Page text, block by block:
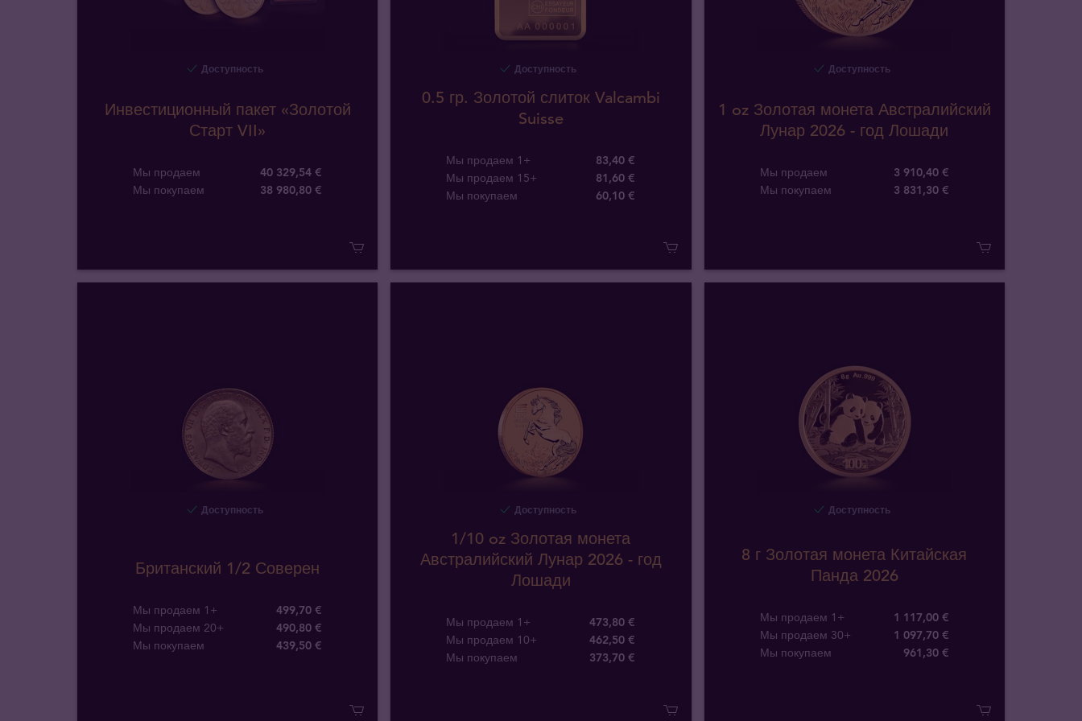
Доступность
Инвестиционный пакет «Золотой
Старт VII»
Мы продаем
40 329,54 €
Мы покупаем
38 980,80 €
Доступность
0.5 гр. Золотой слиток Valcambi
Suisse
Мы продаем 1+
83,40 €
Мы продаем 15+
81,60 €
Мы покупаем
60,10 €
Доступность
1 oz Золотая монета Австралийский
Лунар 2026 - год Лошади
Мы продаем
3 910,40 €
Мы покупаем
3 831,30 €
Доступность
Британский 1/2 Соверен
Мы продаем 1+
499,70 €
Мы продаем 20+
490,80 €
Мы покупаем
439,50 €
Доступность
1/10 oz Золотая монета
Австралийский Лунар 2026 - год
Лошади
Мы продаем 1+
473,80 €
Мы продаем 10+
462,50 €
Мы покупаем
373,70 €
Доступность
8 г Золотая монета Китайская
Панда 2026
Мы продаем 1+
1 117,00 €
Мы продаем 30+
1 097,70 €
Мы покупаем
961,30 €